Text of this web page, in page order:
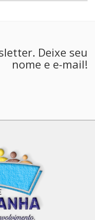
Deixe seu
nome e e-mail!